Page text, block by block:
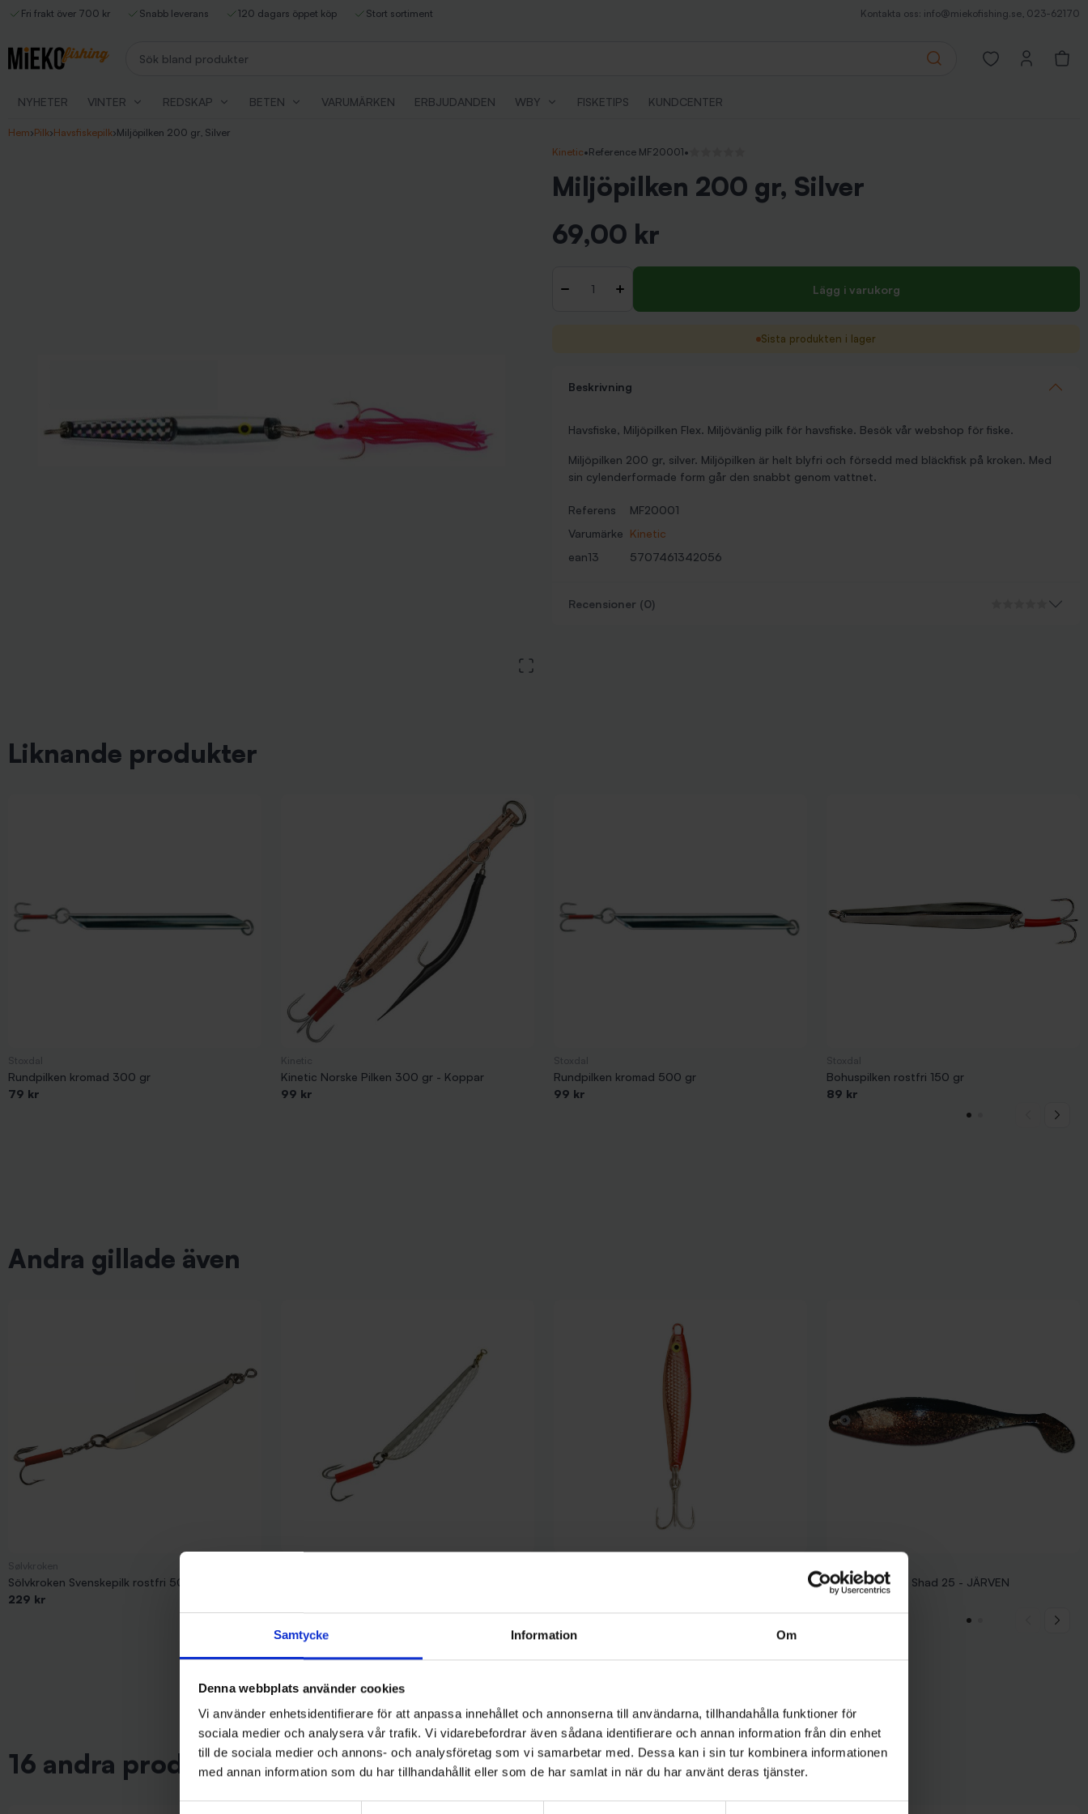
Samtycke Information Om
Denna webbplats använder cookies
Vi använder enhetsidentifierare för att anpassa innehållet och annonserna till användarna, tillhandahålla funktioner för
sociala medier och analysera vår trafik. Vi vidarebefordrar även sådana identifierare och annan information från din enhet
till de sociala medier och annons- och analysföretag som vi samarbetar med. Dessa kan i sin tur kombinera informationen
med annan information som du har tillhandahållit eller som de har samlat in när du har använt deras tjänster.
Fri frakt över 700 kr Snabb leverans 120 dagars öppet köp Stort sortiment Kontakta oss: info@miekofishing.se, 023-62170
Search
Open favorites
NYHETER VINTER REDSKAP BETEN VARUMÄRKEN ERBJUDANDEN WBY FISKETIPS KUNDCENTER
Hem›Pilk›Havsfiskepilk›Miljöpilken 200 gr, Silver
Kinetic•Reference MF20001•
Miljöpilken 200 gr, Silver
69,00 kr
- + Lägg i varukorg
Sista produkten i lager
Beskrivning
Havsfiske, Miljöpilken Flex. Miljövänlig pilk för havsfiske. Besök vår webshop för fiske.
Miljöpilken 200 gr, silver. Miljöpilken är helt blyfri och försedd med bläckfisk på kroken. Med
sin cylenderformade form går den snabbt genom vattnet.
Referens
MF20001
Varumärke Kinetic
ean13
5707461342056
Recensioner (0)
Liknande produkter
Rundpilken kromad 300 gr
79 kr
Kinetic Norske Pilken 300 gr - Koppar
99 kr
Rundpilken kromad 500 gr
99 kr
Bohuspilken rostfri 150 gr
89 kr
Andra gillade även
Sölvkroken Svenskepilk rostfri 500 gr
229 kr
Mieko Predator Shad 25 - JÄRVEN
55 kr
16 andra produkter i samma kategori: